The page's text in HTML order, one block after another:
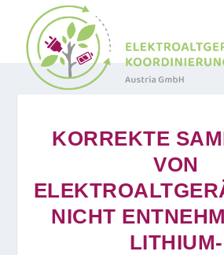
KORREKTE
VON
NICHT
LITHIUM-